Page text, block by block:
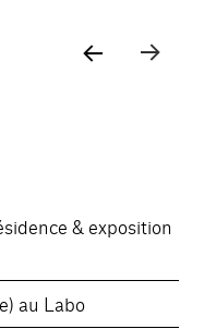
& exposition
au Labo